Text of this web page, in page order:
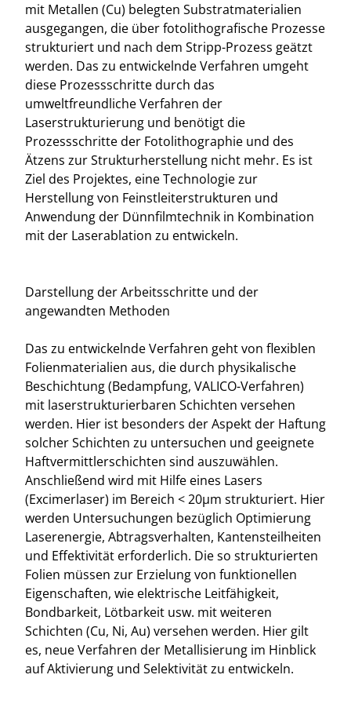
mit Metallen (Cu) belegten Substratmaterialien
ausgegangen, die über fotolithografische Prozesse
strukturiert und nach dem Stripp-Prozess geätzt
werden. Das zu entwickelnde Verfahren umgeht
diese Prozessschritte durch das
umweltfreundliche Verfahren der
Laserstrukturierung und benötigt die
Prozessschritte der Fotolithographie und des
Ätzens zur Strukturherstellung nicht mehr. Es ist
Ziel des Projektes, eine Technologie zur
Herstellung von Feinstleiterstrukturen und
Anwendung der Dünnfilmtechnik in Kombination
mit der Laserablation zu entwickeln.
Darstellung der Arbeitsschritte und der
angewandten Methoden
Das zu entwickelnde Verfahren geht von flexiblen
Folienmaterialien aus, die durch physikalische
Beschichtung (Bedampfung, VALICO-Verfahren)
mit laserstrukturierbaren Schichten versehen
werden. Hier ist besonders der Aspekt der Haftung
solcher Schichten zu untersuchen und geeignete
Haftvermittlerschichten sind auszuwählen.
Anschließend wird mit Hilfe eines Lasers
(Excimerlaser) im Bereich < 20µm strukturiert. Hier
werden Untersuchungen bezüglich Optimierung
Laserenergie, Abtragsverhalten, Kantensteilheiten
und Effektivität erforderlich. Die so strukturierten
Folien müssen zur Erzielung von funktionellen
Eigenschaften, wie elektrische Leitfähigkeit,
Bondbarkeit, Lötbarkeit usw. mit weiteren
Schichten (Cu, Ni, Au) versehen werden. Hier gilt
es, neue Verfahren der Metallisierung im Hinblick
auf Aktivierung und Selektivität zu entwickeln.